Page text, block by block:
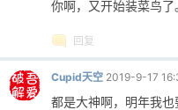
你啊，又开始装菜鸟了
回复
Cupid天空 2019-9-17
都是大神啊，明年我